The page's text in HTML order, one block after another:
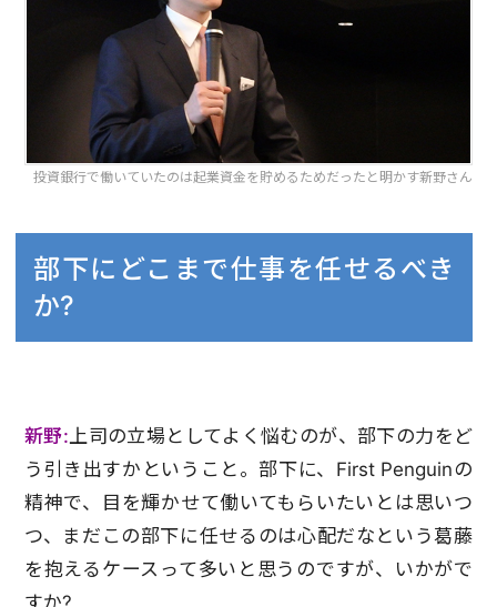
投資銀行で働いていたのは起業資金を貯めるためだったと明かす新野さん
部下にどこまで仕事を任せるべき
か?
新野:上司の立場としてよく悩むのが、部下の力をど
う引き出すかということ。部下に、First Penguinの
精神で、目を輝かせて働いてもらいたいとは思いつ
つ、まだこの部下に任せるのは心配だなという葛藤
を抱えるケースって多いと思うのですが、いかがで